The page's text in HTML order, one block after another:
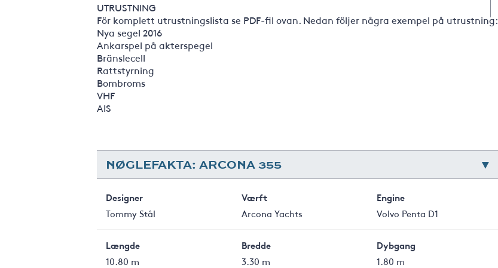
UTRUSTNING
För komplett utrustningslista se PDF-fil ovan. Nedan följer några exempel på utrustning:
Nya segel 2016
Ankarspel på akterspegel
Bränslecell
Rattstyrning
Bombroms
VHF
AIS
NØGLEFAKTA: ARCONA 355
Designer
Tommy Stål
Værft
Arcona Yachts
Engine
Volvo Penta D1
Længde
10.80 m
Bredde
3.30 m
Dybgang
1.80 m